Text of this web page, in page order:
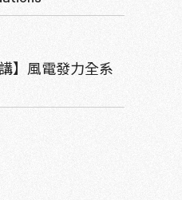
講】風電發力全系